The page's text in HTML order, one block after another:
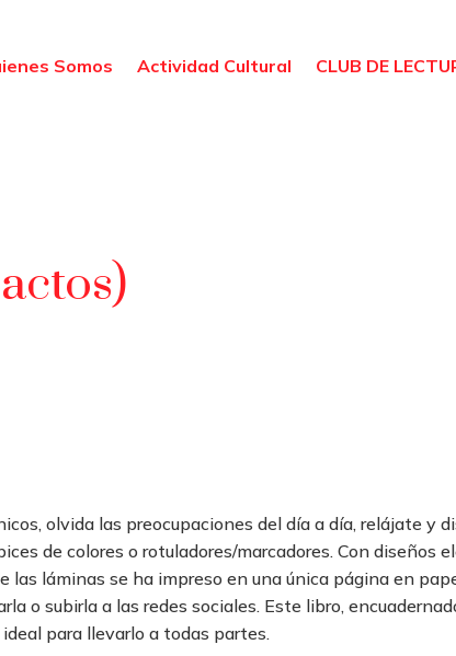
Somos Actividad Cultural CLUB DE
olvida las preocupaciones del día a día, relájate y
de colores o rotuladores/marcadores. Con diseños
las láminas se ha impreso en una única página en
o subirla a las redes sociales. Este libro,
para llevarlo a todas partes.